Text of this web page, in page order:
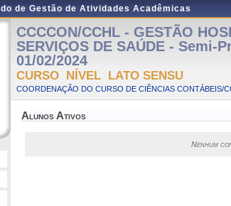
de Gestão de Atividades Acadêmicas
CCCCON/CCHL - GESTÃO
SERVIÇOS DE SAÚDE - Semi-
01/02/2024
CURSO NÍVEL LATO SENSU
COORDENAÇÃO DO CURSO DE CIÊNCIAS CONTÁBEIS/
Alunos Ativos
Nenhum